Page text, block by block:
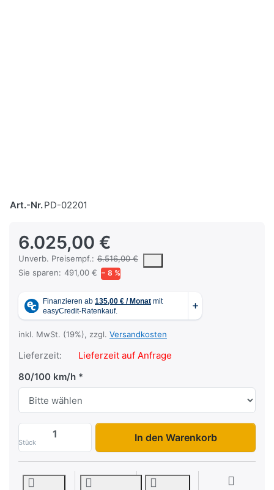
Art.-Nr.PD-02201
6.025,00 €
Unverb. Preisempf.: 6.516,00 €
Die UVP ist der vorgeschlagene oder empfohlene Verkaufspreis
Sie sparen: 491,00 € − 8 %
inkl. MwSt. (19%), zzgl. Versandkosten
Lieferzeit:
Lieferzeit auf Anfrage
80/100 km/h
Stück
HT 254118 Planenset zu 6.025,00 €,
In den Warenkorb